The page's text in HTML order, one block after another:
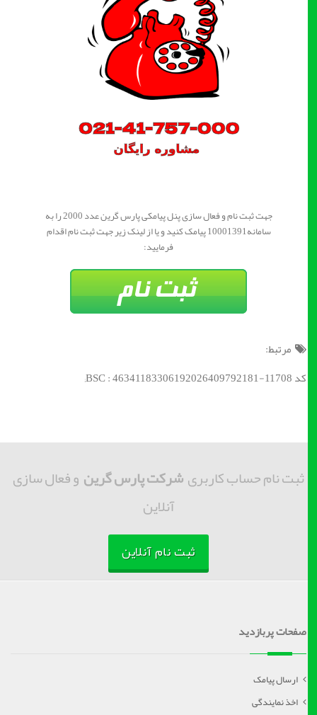
جهت ثبت نام و فعال سازی پنل پیامکی پارس گرین عدد 2000 را به
سامانه10001391 پیامک کنید و یا از لینک زیر جهت ثبت نام اقدام
فرمایید:
مرتبط:
کد BSC : 46341183306192026409792181-11708;
ثبت نام حساب کاربریشرکت پارس گرینو فعال سازی
آنلاین
ثبت نام آنلاین
صفحات پربازدید
ارسال پیامک
اخذ نمایندگی